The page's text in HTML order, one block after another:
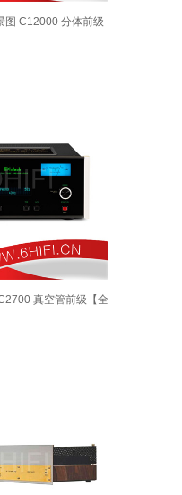
图 C12000 分体前级
真空管前级【全